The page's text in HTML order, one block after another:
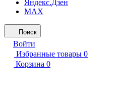
Яндекс.Дзен
MAX
Поиск
Войти
Избранные товары 0
Корзина 0